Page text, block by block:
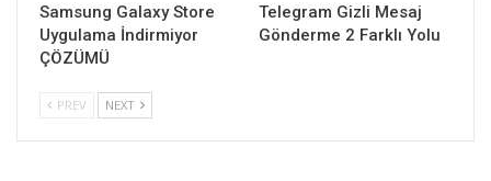
Samsung Galaxy Store
Uygulama İndirmiyor
ÇÖZÜMÜ
Telegram Gizli Mesaj
Gönderme 2 Farklı Yolu
PREV NEXT